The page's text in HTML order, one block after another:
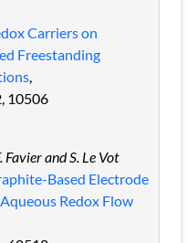
Carriers on
Freestanding
,
, 10506
Favier and S. Le Vot
Based Electrode
Redox Flow